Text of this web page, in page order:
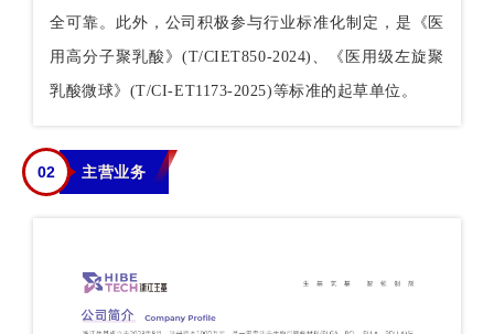
全可靠。此外，公司积极参与行业标准化制定，是《医
用高分子聚乳酸》(T/CIET850-2024)、《医用级左旋聚
乳酸微球》(T/CI-ET1173-2025)等标准的起草单位。
02 主营业务